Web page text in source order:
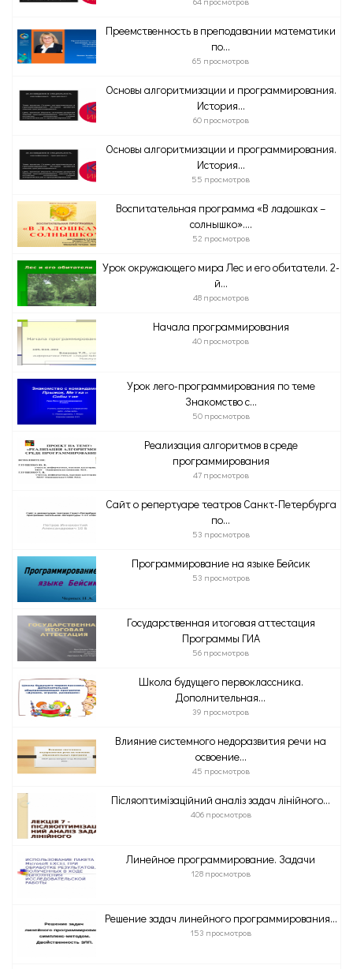
Преемственность в преподавании математики
по...
65 просмотров
Основы алгоритмизации и программирования.
История...
60 просмотров
Основы алгоритмизации и программирования.
История...
55 просмотров
Воспитательная программа «В ладошках –
солнышко»....
52 просмотров
Урок окружающего мира Лес и его обитатели. 2-
й...
48 просмотров
Начала программирования
40 просмотров
Урок лего-программирования по теме
Знакомство с...
50 просмотров
Реализация алгоритмов в среде
программирования
47 просмотров
Сайт о репертуаре театров Санкт-Петербурга
по...
53 просмотров
Программирование на языке Бейсик
53 просмотров
Государственная итоговая аттестация
Программы ГИА
56 просмотров
Школа будущего первоклассника.
Дополнительная...
39 просмотров
Влияние системного недоразвития речи на
освоение...
45 просмотров
Післяоптимізаційний аналіз задач лінійного...
406 просмотров
Линейное программирование. Задачи
128 просмотров
Решение задач линейного программирования...
153 просмотров